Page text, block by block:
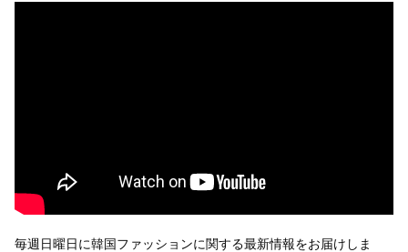
毎週日曜日に韓国ファッションに関する最新情報をお届けしま